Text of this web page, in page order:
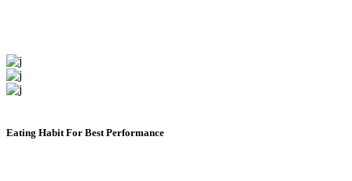
Eating Habit For Best Performance